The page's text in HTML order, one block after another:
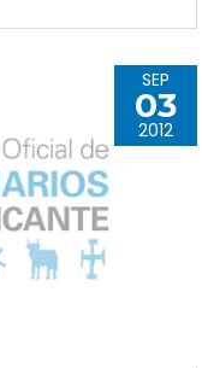
SEP
03
2012